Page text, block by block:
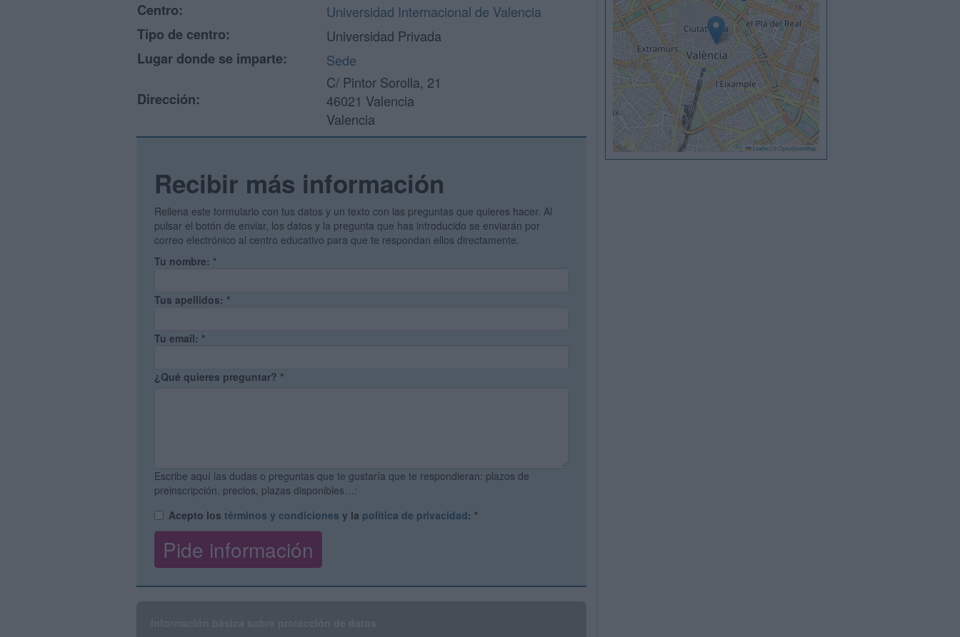
Centro:
Universidad Internacional de Valencia
Tipo de centro:
Universidad Privada
Lugar donde se imparte:
Sede
Dirección:
C/ Pintor Sorolla, 21
46021 Valencia
Valencia
Recibir más información
Rellena este formulario con tus datos y un texto con las preguntas que quieres hacer. Al
pulsar el botón de enviar, los datos y la pregunta que has introducido se enviarán por
correo electrónico al centro educativo para que te respondan ellos directamente.
Tu nombre: *
Tus apellidos: *
Tu email: *
¿Qué quieres preguntar? *
Escribe aquí las dudas o preguntas que te gustaría que te respondieran: plazos de
preinscripción, precios, plazas disponibles…:
Acepto los términos y condiciones y la política de privacidad: *
Leaflet © OpenStreetMap